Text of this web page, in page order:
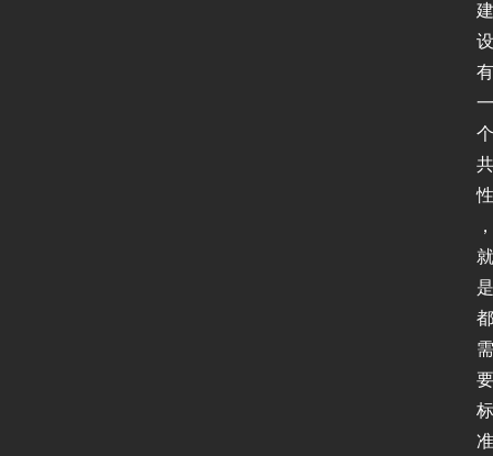
建
设
有
一
个
共
性
，
就
是
都
需
要
标
准